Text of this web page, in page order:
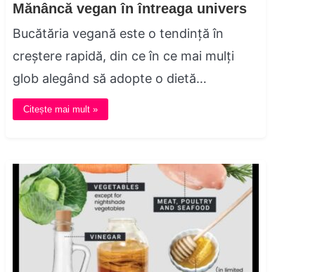
Mănâncă vegan în întreaga univers
Bucătăria vegană este o tendință în
creștere rapidă, din ce în ce mai mulți
glob alegând să adopte o dietă…
Citește mai mult »